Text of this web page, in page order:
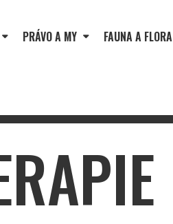
PRÁVO A MY FAUNA A FLORA